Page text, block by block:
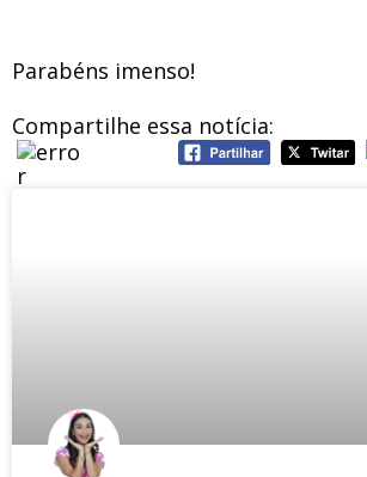
Parabéns imenso!
Compartilhe essa notícia: